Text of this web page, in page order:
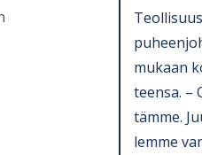
mu­kaan
teensa. –
tämme.
lemme